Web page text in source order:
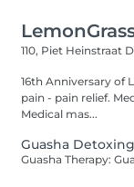
110, Piet Heinstraat
16th Anniversary of Lemongrass Physical
pain - pain relief.
Medical mas...
Guasha